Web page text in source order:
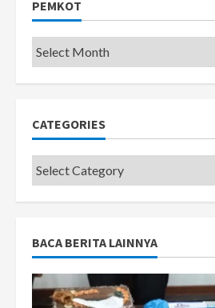
PEMKOT
Pemkot
CATEGORIES
Categories
BACA BERITA LAINNYA